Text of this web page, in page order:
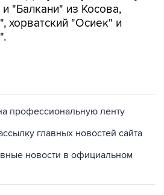
"Балкани" из Косова,
хорватский "Осиек" и
профессиональную ленту
главных новостей сайта
новости в официальном